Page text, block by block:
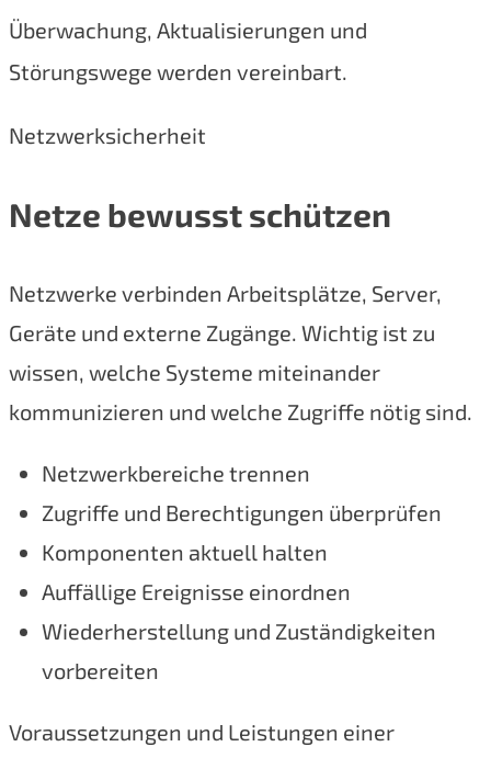
Überwachung, Aktualisierungen und
Störungswege werden vereinbart.
Netzwerksicherheit
Netze bewusst schützen
Netzwerke verbinden Arbeitsplätze, Server,
Geräte und externe Zugänge. Wichtig ist zu
wissen, welche Systeme miteinander
kommunizieren und welche Zugriffe nötig sind.
Netzwerkbereiche trennen
Zugriffe und Berechtigungen überprüfen
Komponenten aktuell halten
Auffällige Ereignisse einordnen
Wiederherstellung und Zuständigkeiten
vorbereiten
Voraussetzungen und Leistungen einer